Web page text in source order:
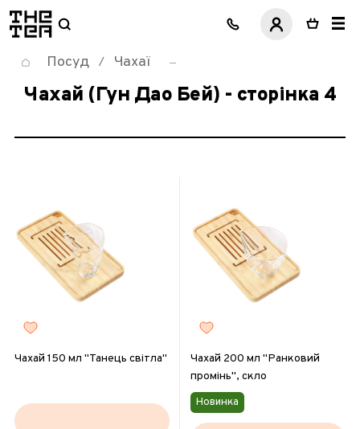
логотип
Посуд / Чахаї
Чахай (Гун Дао Бей) - сторінка 4
Чахай 150 мл "Танець світла"
Чахай 200 мл "Ранковий
промінь", скло
Новинка